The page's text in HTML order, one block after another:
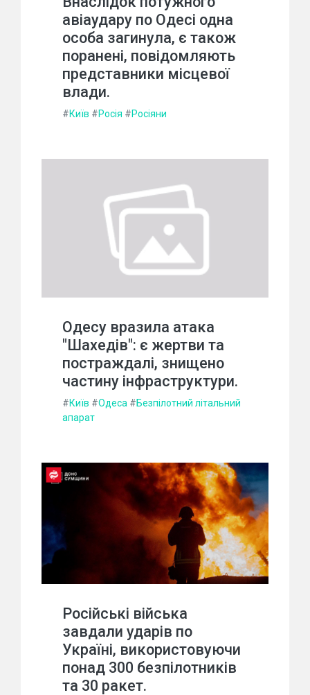
авіаудару по Одесі одна
особа загинула, є також
поранені, повідомляють
представники місцевої
влади.
#Київ #Росія #Росіяни
Одесу вразила атака
"Шахедів": є жертви та
постраждалі, знищено
частину інфраструктури.
#Київ #Одеса #Безпілотний літальний
апарат
Російські війська
завдали ударів по
Україні, використовуючи
понад 300 безпілотників
та 30 ракет.